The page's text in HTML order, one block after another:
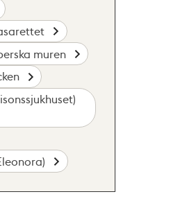
muren